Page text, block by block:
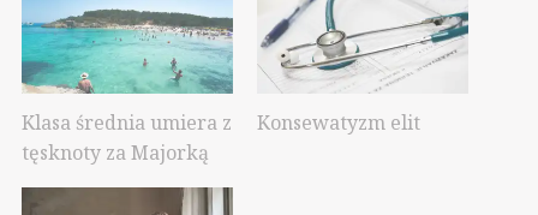
Klasa średnia umiera z
tęsknoty za Majorką
Konsewatyzm elit